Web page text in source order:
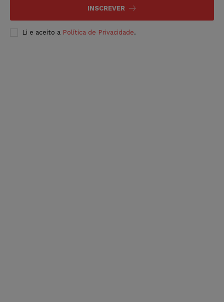
INSCREVER
Li e aceito a Política de Privacidade.